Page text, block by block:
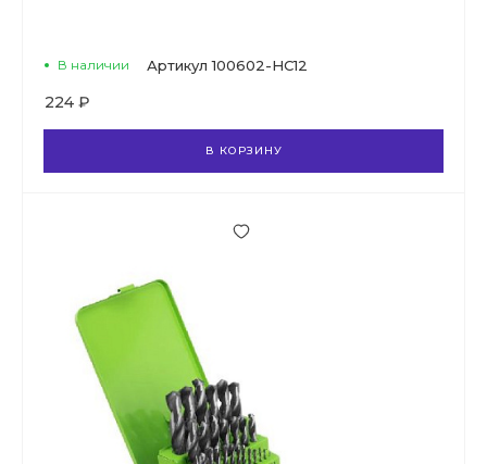
В наличии Артикул 100602-НС12
224 ₽
В КОРЗИНУ